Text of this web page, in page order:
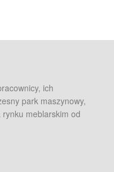
ich
park maszynowy,
meblarskim od